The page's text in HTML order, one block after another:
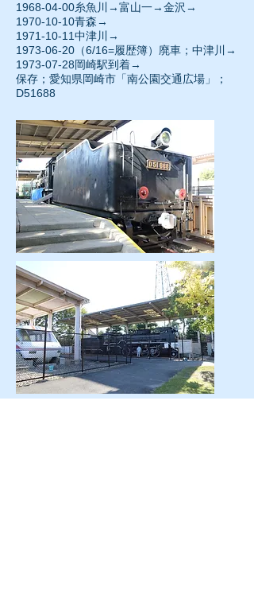
1968-04-00糸魚川→富山一→金沢→
1970-10-10青森→
1971-10-11中津川→
1973-06-20 （6/16=履歴簿）廃車；中津川→
1973-07-28岡崎駅到着→
保存；愛知県岡崎市「南公園交通広場」；
D51688